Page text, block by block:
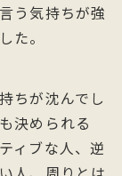
う気持ちが強
た。
ちが沈んでし
決められる
ィブな人、逆